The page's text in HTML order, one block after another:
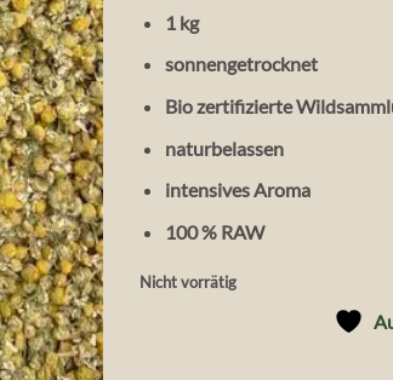
1 kg
sonnengetrocknet
Bio zertifizierte
naturbelassen
intensives Aroma
100 % RAW
Nicht vorrätig